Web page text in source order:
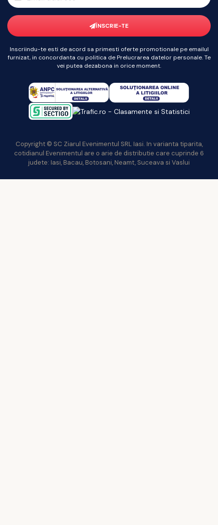
ÎNSCRIE-TE
Inscriindu-te esti de acord sa primesti oferte promotionale pe emailul
furnizat, in concordanta cu politica de Prelucrarea datelor personale. Te
vei putea dezabona in orice moment.
Copyright © SC Ziarul Evenimentul SRL Iasi. In varianta tiparita,
cotidianul Evenimentul are o arie de distributie care cuprinde 6
judete: Iasi, Bacau, Botosani, Neamt, Suceava si Vaslui